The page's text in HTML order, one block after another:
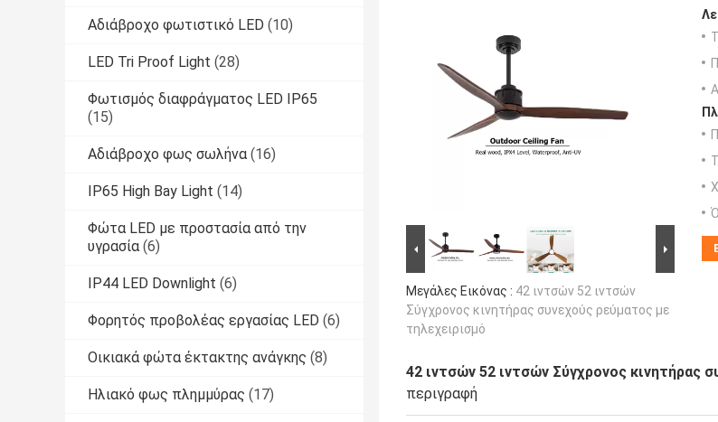
Αδιάβροχο φωτιστικό LED (10)
LED Tri Proof Light (28)
Φωτισμός διαφράγματος LED IP65
(15)
Αδιάβροχο φως σωλήνα (16)
IP65 High Bay Light (14)
Φώτα LED με προστασία από την
υγρασία (6)
IP44 LED Downlight (6)
Φορητός προβολέας εργασίας LED (6)
Οικιακά φώτα έκτακτης ανάγκης (8)
Ηλιακό φως πλημμύρας (17)
Μεγάλες Εικόνας : 42 ιντσών 52 ιντσών
Σύγχρονος κινητήρας συνεχούς ρεύματος με
τηλεχειρισμό
42 ιντσών 52 ιντσών Σύγχρονος κινητήρας
περιγραφή